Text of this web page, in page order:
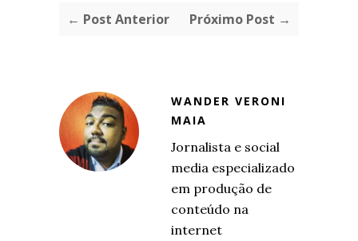
← Post Anterior Próximo Post →
WANDER VERONI
MAIA
Jornalista e social
media especializado
em produção de
conteúdo na
internet